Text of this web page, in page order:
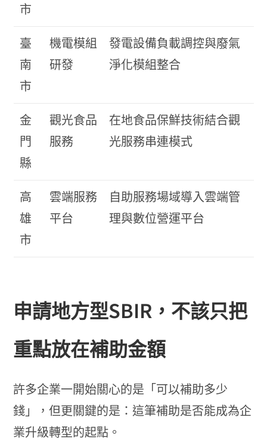
市
臺
南
市
機電模組
研發
發電設備負載調控與廢氣
淨化模組整合
金
門
縣
觀光食品
服務
在地食品保鮮技術結合觀
光服務串連模式
高
雄
市
雲端服務
平台
自助服務場域導入雲端管
理與數位營運平台
申請地方型SBIR，不該只把
重點放在補助金額
許多企業一開始關心的是「可以補助多少
錢」，但更關鍵的是：這筆補助是否能成為企
業升級轉型的起點。